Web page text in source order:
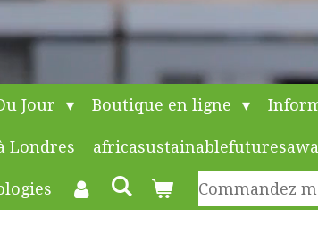
Jour Boutique en ligne
Londres
Commandez